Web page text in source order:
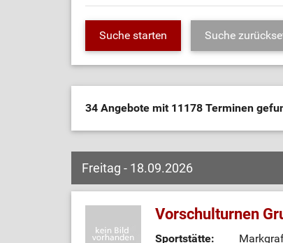
34 Angebote mit 11178 Terminen
Freitag - 18.09.2026
Vorschulturnen
Sportstätte: